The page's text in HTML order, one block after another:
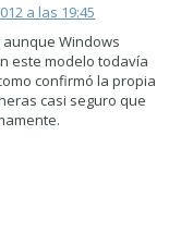
a las 19:45
Windows
este modelo todavía
confirmó la propia
casi seguro que